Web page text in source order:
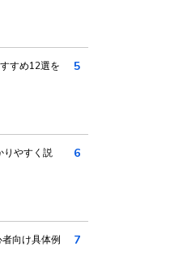
すめ12選を
5
りやすく説
6
向け具体例
7